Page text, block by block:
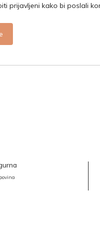
prijavljeni kako bi poslali